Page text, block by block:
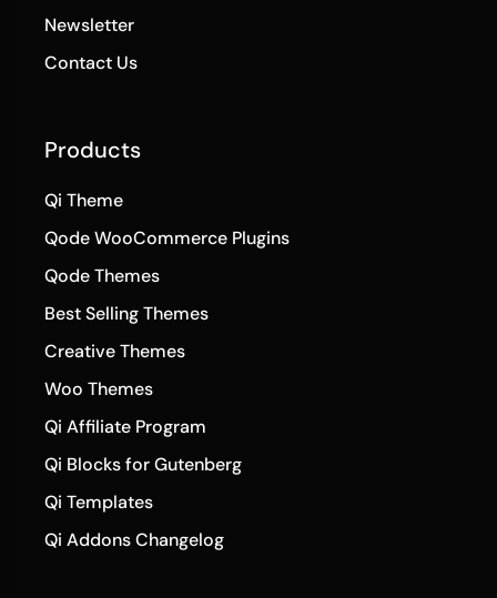
Newsletter
Contact Us
Products
Qi Theme
Qode WooCommerce Plugins
Qode Themes
Best Selling Themes
Creative Themes
Woo Themes
Qi Affiliate Program
Qi Blocks for Gutenberg
Qi Templates
Qi Addons Changelog